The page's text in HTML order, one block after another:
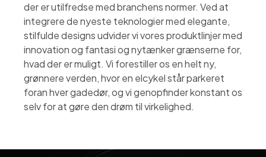
der er utilfredse med branchens normer. Ved at
integrere de nyeste teknologier med elegante,
stilfulde designs udvider vi vores produktlinjer med
innovation og fantasi og nytænker grænserne for,
hvad der er muligt. Vi forestiller os en helt ny,
grønnere verden, hvor en elcykel står parkeret
foran hver gadedør, og vi genopfinder konstant os
selv for at gøre den drøm til virkelighed.